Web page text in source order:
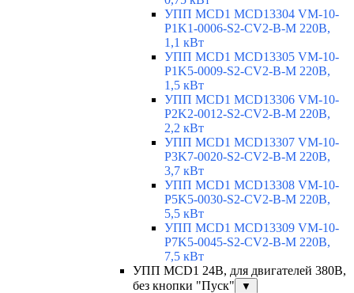
УПП MCD1 MCD13304 VM-10-
P1K1-0006-S2-CV2-B-M 220В,
1,1 кВт
УПП MCD1 MCD13305 VM-10-
P1K5-0009-S2-CV2-B-M 220В,
1,5 кВт
УПП MCD1 MCD13306 VM-10-
P2K2-0012-S2-CV2-B-M 220В,
2,2 кВт
УПП MCD1 MCD13307 VM-10-
P3K7-0020-S2-CV2-B-M 220В,
3,7 кВт
УПП MCD1 MCD13308 VM-10-
P5K5-0030-S2-CV2-B-M 220В,
5,5 кВт
УПП MCD1 MCD13309 VM-10-
P7K5-0045-S2-CV2-B-M 220В,
7,5 кВт
УПП MCD1 24В, для двигателей 380В,
без кнопки "Пуск"
▼